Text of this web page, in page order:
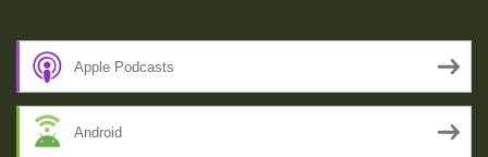
Apple Podcasts
Android